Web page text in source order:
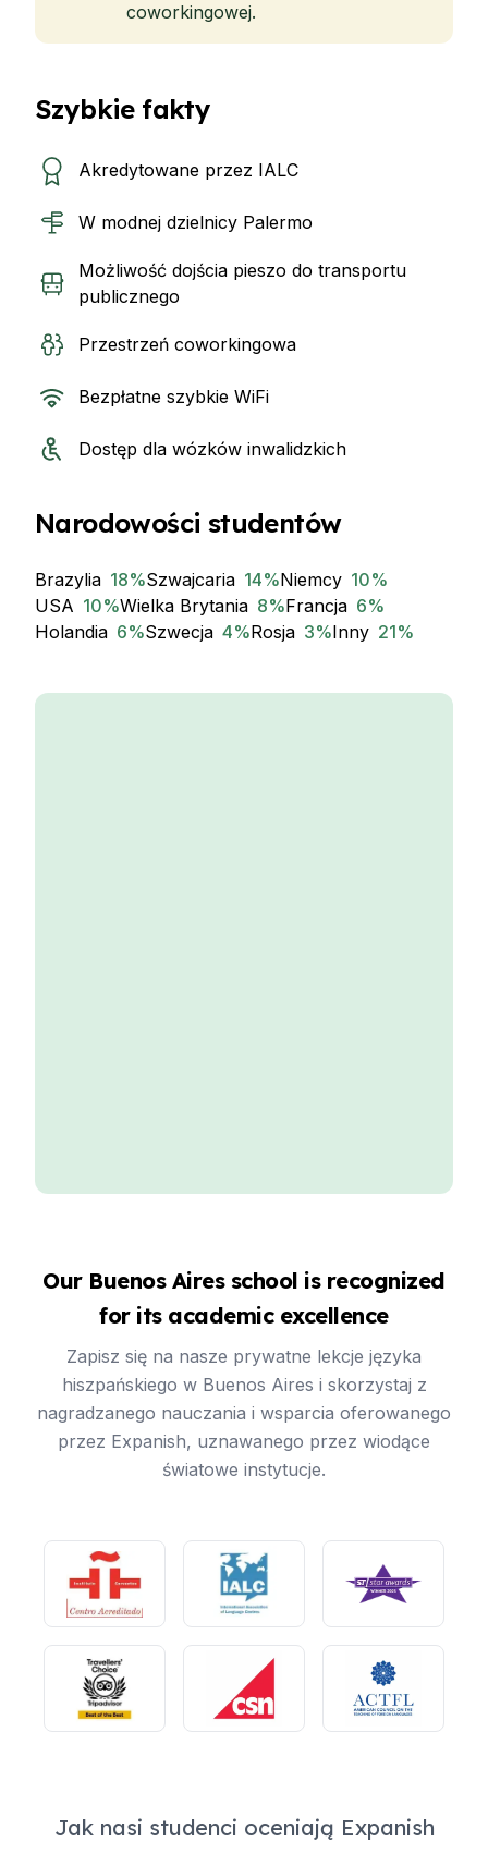
coworkingowej.
Szybkie fakty
Akredytowane przez IALC
W modnej dzielnicy Palermo
Możliwość dojścia pieszo do transportu
publicznego
Przestrzeń coworkingowa
Bezpłatne szybkie WiFi
Dostęp dla wózków inwalidzkich
Narodowości studentów
Brazylia 18%Szwajcaria 14%Niemcy 10%
USA 10%Wielka Brytania 8%Francja 6%
Holandia 6%Szwecja 4%Rosja 3%Inny 21%
Our Buenos Aires school is recognized
for its academic excellence
Zapisz się na nasze prywatne lekcje języka
hiszpańskiego w Buenos Aires i skorzystaj z
nagradzanego nauczania i wsparcia oferowanego
przez Expanish, uznawanego przez wiodące
światowe instytucje.
Jak nasi studenci oceniają Expanish